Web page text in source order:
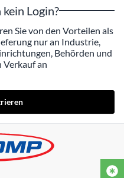
Login?
Sie von den Vorteilen als
nur an Industrie,
Behörden und
an